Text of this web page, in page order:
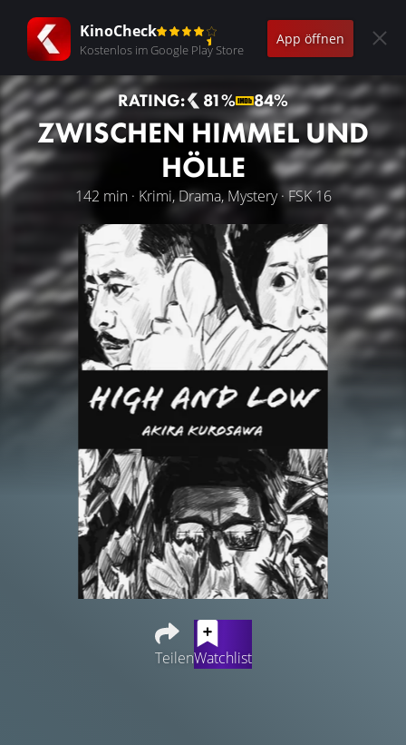
KinoCheck
Kostenlos im Google Play Store
App öffnen
RATING: 81% 84%
ZWISCHEN HIMMEL UND
HÖLLE
142 min · Krimi, Drama, Mystery · FSK 16
TeilenWatchlist